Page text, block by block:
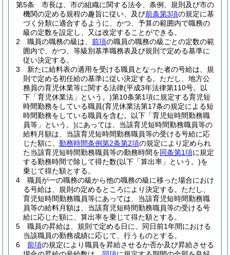
第5条
市長は、市の組織に関する法令、条例、規則及び市の
機関の定める規程の趣旨に従い、及び前条第3項の規定に基
づく分類に適合するように、かつ、予算の範囲内で職務の
級の定数を設定し、又は改定することができる。
2
職員の職務の級は、 前項の職員の職務の級ごとの定数の範
囲内で、かつ、等級別基準職務表及び規則で定める基準に
従い決定する。
3
新たに給料表の適用を受ける職員となった者の号給は、規
則で定める初任給の基準に従い決定する。 ただし、地方公
務員の育児休業等に関する法律(平成3年法律第110号。以
下「育児休業法」という。)第10条第1項に規定する育児短
時間勤務をしている職員(育児休業法第17条の規定による短
時間勤務をしている職員を含む。以下「育児短時間勤務職
員等」という。)にあっては、当該育児短時間勤務職員等の
給料月額は、当該育児短時間勤務職員等の受ける号給に応
じた額に、 勤務時間条例第2条第2項の規定により定められ
た当該育児短時間勤務職員等の勤務時間を同条第1項に規定
する勤務時間で除して得た数(以下「算出率」という。)を
乗じて得た額とする。
4
職員が一の職務の級から他の職務の級に移った場合におけ
る号給は、規則の定めるところにより決定する。 ただし、
育児短時間勤務職員等にあっては、当該育児短時間勤務職
員等の給料月額は、当該育児短時間勤務職員等の受ける号
給に応じた額に、算出率を乗じて得た額とする。
5
職員の昇給は、規則で定める日に、同日前1年間における
当該職員の勤務成績に応じて、行うものとする。
6
前項の規定により職員を昇給させるか否か及び昇給させる